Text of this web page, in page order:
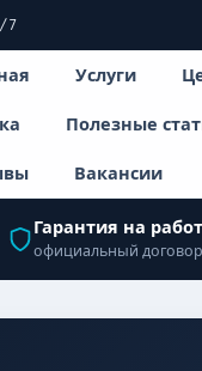
7
Услуги
Полезные
Вакансии
Гарантия на
официальный договор